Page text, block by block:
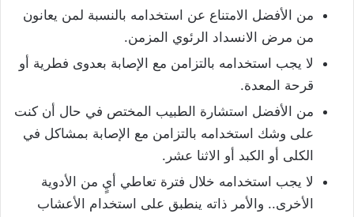
من الأفضل الامتناع عن استخدامه بالنسبة لمن يعانون
من مرض الانسداد الرئوي المزمن.
لا يجب استخدامه بالتزامن مع الإصابة بعدوى فطرية أو
قرحة المعدة.
من الأفضل استشارة الطبيب المختص في حال أن كنت
على وشك استخدامه بالتزامن مع الإصابة بمشاكل في
الكلى أو الكبد أو الاثنا عشر.
لا يجب استخدامه خلال فترة تعاطي أيٍ من الأدوية
الأخرى.. والأمر ذاته ينطبق على استخدام الأعشاب